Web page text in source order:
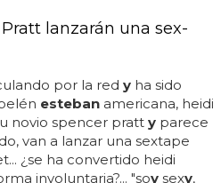
lanzarán una sex-
por la red yha sido
estebanamericana, heidi
novio spencer pratt yparece
van a lanzar una sextape
¿se ha convertido heidi
involuntaria?... "soysexy,